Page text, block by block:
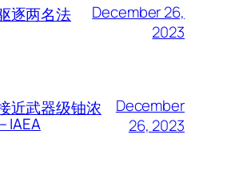
逐两名法
December 26,
2023
近武器级铀浓
IAEA
December
26, 2023